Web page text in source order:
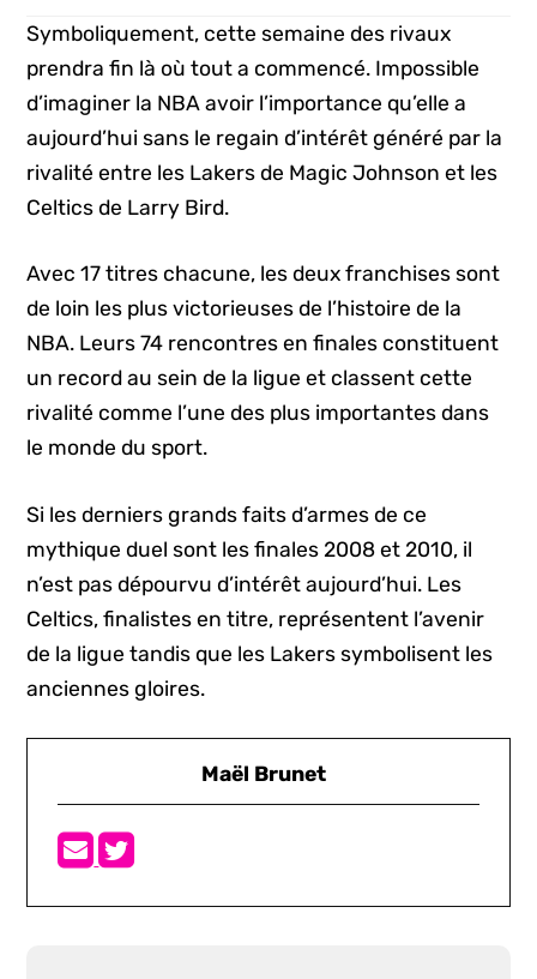
Symboliquement, cette semaine des rivaux
prendra fin là où tout a commencé. Impossible
d’imaginer la NBA avoir l’importance qu’elle a
aujourd’hui sans le regain d’intérêt généré par la
rivalité entre les Lakers de Magic Johnson et les
Celtics de Larry Bird.
Avec 17 titres chacune, les deux franchises sont
de loin les plus victorieuses de l’histoire de la
NBA. Leurs 74 rencontres en finales constituent
un record au sein de la ligue et classent cette
rivalité comme l’une des plus importantes dans
le monde du sport.
Si les derniers grands faits d’armes de ce
mythique duel sont les finales 2008 et 2010, il
n’est pas dépourvu d’intérêt aujourd’hui. Les
Celtics, finalistes en titre, représentent l’avenir
de la ligue tandis que les Lakers symbolisent les
anciennes gloires.
Maël Brunet